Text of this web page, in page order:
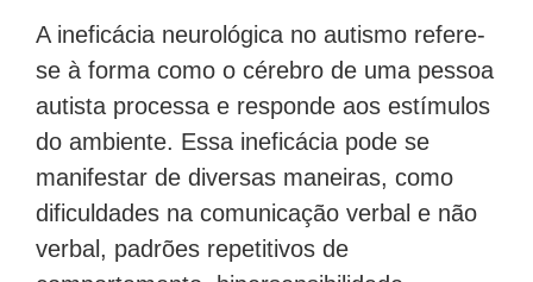
A ineficácia neurológica no autismo refere-
se à forma como o cérebro de uma pessoa
autista processa e responde aos estímulos
do ambiente. Essa ineficácia pode se
manifestar de diversas maneiras, como
dificuldades na comunicação verbal e não
verbal, padrões repetitivos de